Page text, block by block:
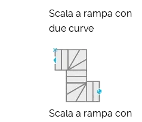
Scala a rampa con
due curve
Scala a rampa con